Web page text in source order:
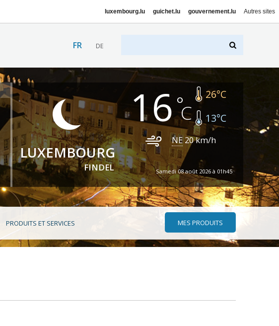
luxembourg.lu guichet.lu gouvernement.lu Autres sites
FR DE
LUXEMBOURG
FINDEL
16 26°C
13°C
NE 20km/h
Samedi 08 août 2026 à 01h45
PRODUITS ET SERVICES MES PRODUITS